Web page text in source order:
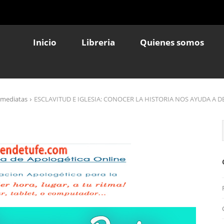
Inicio Libreria Quienes somos
ESCLAVITUD E IGLESIA: CONOCER LA HISTORIA NOS AYUDA A